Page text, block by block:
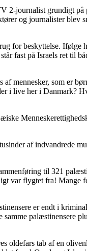
2-journalist grundigt
og journalister
for beskyttelse.
fast på Israels ret til
mennesker, som er
i live her i Danmark?
af indvandrede
til 321
var flygtet fra!
er endt i
palæstinensere
oldefars tab af en